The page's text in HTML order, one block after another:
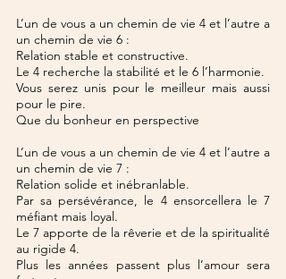
L’un de vous a un chemin de vie 4 et l’autre a
un chemin de vie 6 :
Relation stable et constructive.
Le 4 recherche la stabilité et le 6 l’harmonie.
Vous serez unis pour le meilleur mais aussi
pour le pire.
Que du bonheur en perspective
L’un de vous a un chemin de vie 4 et l’autre a
un chemin de vie 7 :
Relation solide et inébranlable.
Par sa persévérance, le 4 ensorcellera le 7
méfiant mais loyal.
Le 7 apporte de la rêverie et de la spiritualité
au rigide 4.
Plus les années passent plus l’amour sera